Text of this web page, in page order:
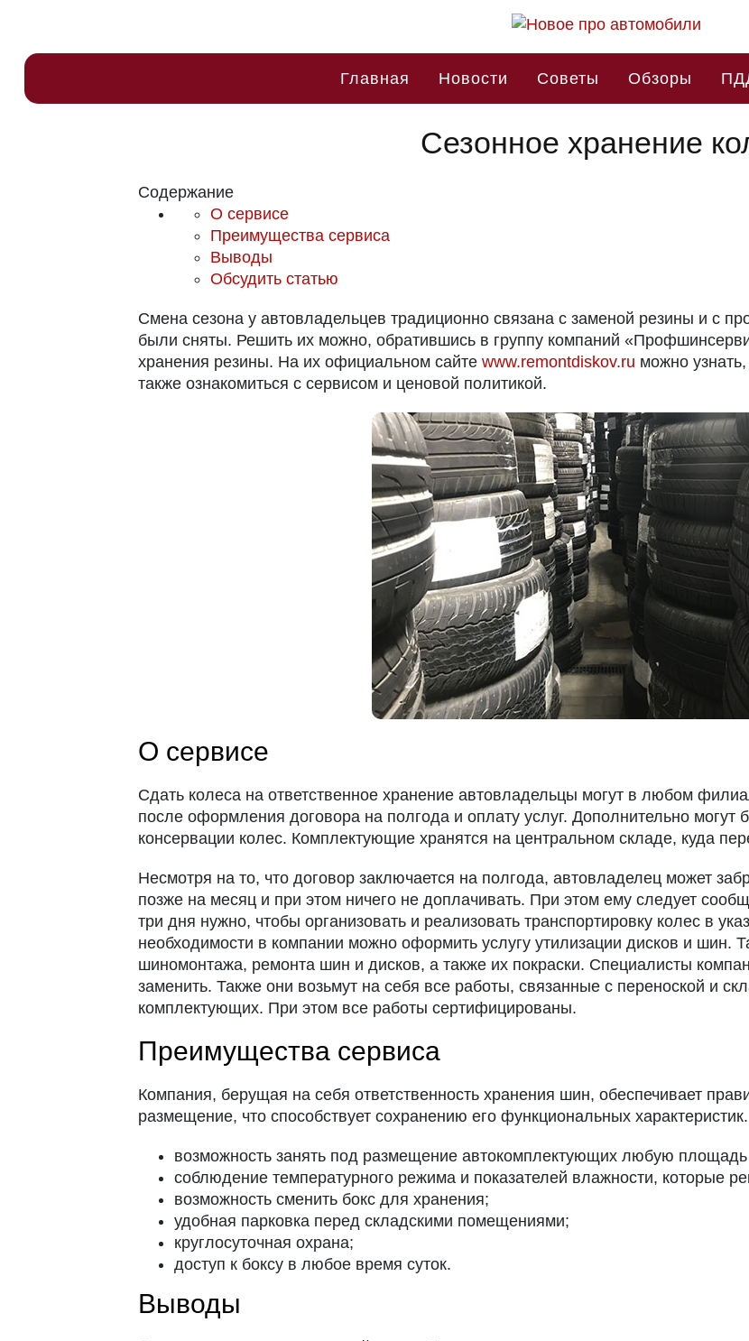
Главная Новости Советы Обзоры
Сезонное хранение
Содержание
О сервисе
Преимущества сервиса
Выводы
Обсудить статью
Смена сезона у автовладельцев традиционно связана с заменой резины и с
были сняты. Решить их можно, обратившись в группу компаний
хранения резины. На их официальном сайтеwww.remontdiskov.ru можно
также ознакомиться с сервисом и ценовой политикой.
О сервисе
Сдать колеса на ответственное хранение автовладельцы могут в любом
после оформления договора на полгода и оплату услуг. Дополнительно могут
консервации колес. Комплектующие хранятся на центральном складе, куда
Несмотря на то, что договор заключается на полгода, автовладелец может
позже на месяц и при этом ничего не доплачивать. При этом ему следует
три дня нужно, чтобы организовать и реализовать транспортировку колес в
необходимости в компании можно оформить услугу утилизации дисков и шин.
шиномонтажа, ремонта шин и дисков, а также их покраски. Специалисты
заменить. Также они возьмут на себя все работы, связанные с переноской и
комплектующих. При этом все работы сертифицированы.
Преимущества сервиса
Компания, берущая на себя ответственность хранения шин, обеспечивает
размещение, что способствует сохранению его функциональных
возможность занять под размещение автокомплектующих любую
соблюдение температурного режима и показателей влажности, которые
возможность сменить бокс для хранения;
удобная парковка перед складскими помещениями;
круглосуточная охрана;
доступ к боксу в любое время суток.
Выводы